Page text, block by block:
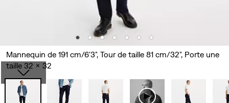
Mannequin de 191 cm/6'3", Tour de taille 81 cm/32", Porte une
taille 32 x 32